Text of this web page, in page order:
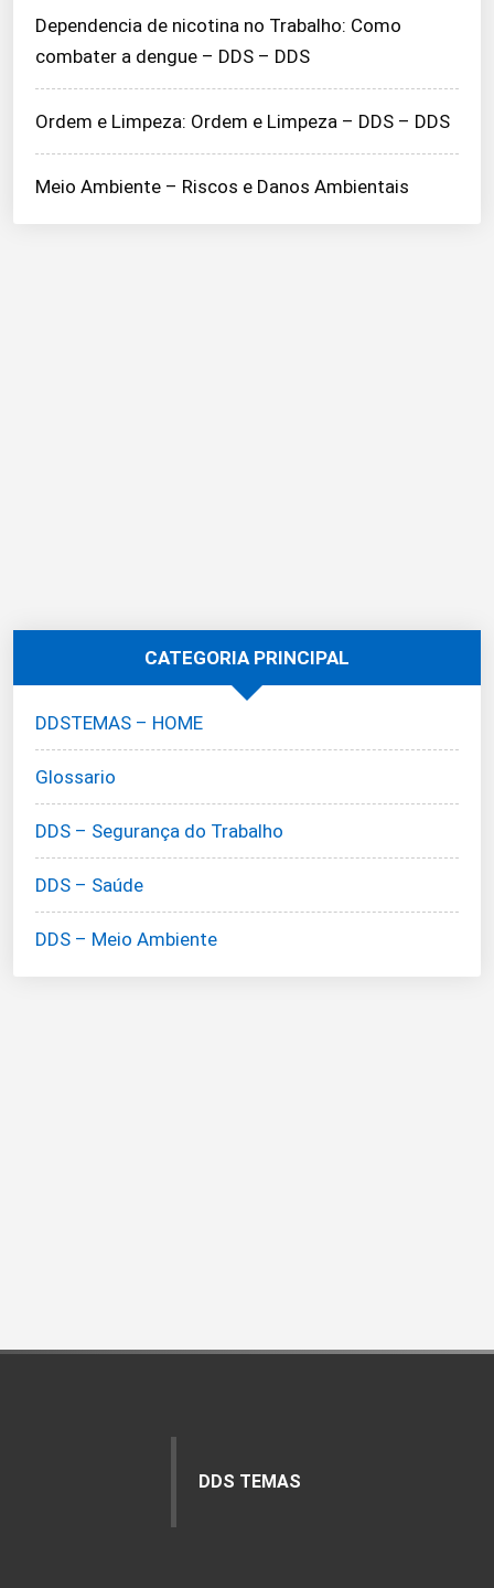
Dependencia de nicotina no Trabalho: Como
combater a dengue – DDS – DDS
Ordem e Limpeza: Ordem e Limpeza – DDS – DDS
Meio Ambiente – Riscos e Danos Ambientais
CATEGORIA PRINCIPAL
DDSTEMAS – HOME
Glossario
DDS – Segurança do Trabalho
DDS – Saúde
DDS – Meio Ambiente
DDS TEMAS